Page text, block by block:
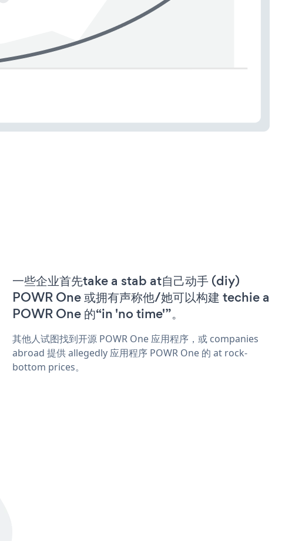
一些企业首先take a stab at自己动手 (diy)
POWR One 或拥有声称他/她可以构建 techie a
POWR One 的“in 'no time'”。
其他人试图找到开源 POWR One 应用程序，或 companies
abroad 提供 allegedly 应用程序 POWR One 的 at rock-
bottom prices。